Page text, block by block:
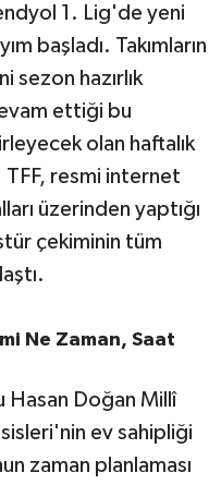
1. Lig'de yeni
başladı. Takımların
sezon hazırlık
ettiği bu
olan haftalık
TFF, resmi internet
üzerinden yaptığı
çekiminin tüm
Ne Zaman, Saat
Hasan Doğan Millî
ev sahipliği
zaman planlaması